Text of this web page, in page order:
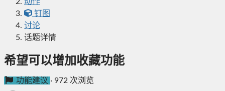
钉图
讨论
话题详情
希望可以增加收藏功能
功能建议 · 972 次浏览